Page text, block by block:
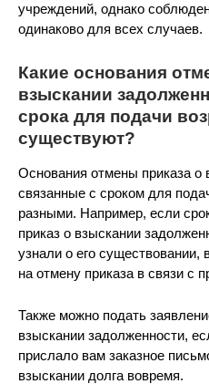
учреждений, однако
одинаково для всех случаев.
Какие основания
взыскании
срока для подачи
существуют?
Основания отмены приказа о
связанные с сроком для
разными. Например, если
приказ о взыскании
узнали о его
на отмену приказа в связи с
Также можно подать
взыскании задолженности,
прислало вам заказное
взыскании долга вовремя.